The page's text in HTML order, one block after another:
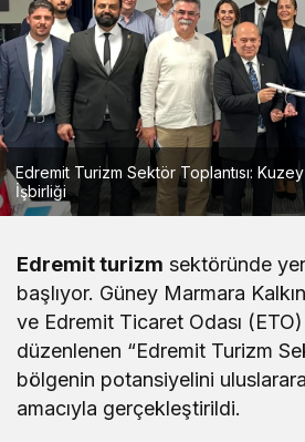
Edremit Turizm Sektör Toplantısı:
İşbirliği
Edremit turizm sektöründe
başlıyor. Güney Marmara
ve Edremit Ticaret Odası (ETO)
düzenlenen “Edremit Turizm
bölgenin potansiyelini
amacıyla gerçekleştirildi.